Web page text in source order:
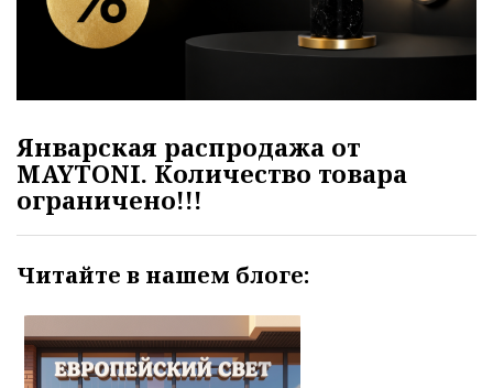
Январская распродажа от
MAYTONI. Количество товара
ограничено!!!
Читайте в нашем блоге: